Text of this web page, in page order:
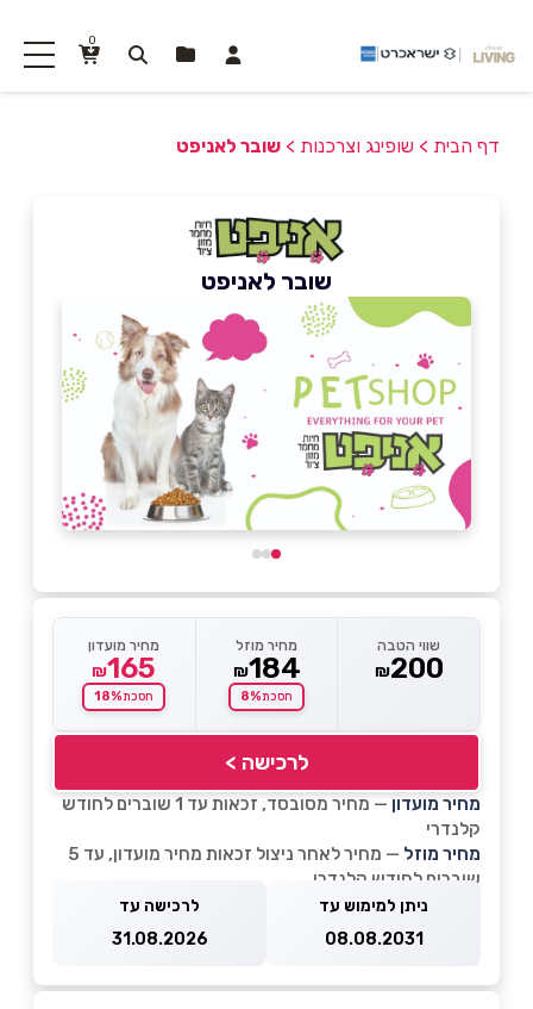
0
דף הבית > שופינג וצרכנות > שובר לאניפט
שובר לאניפט
שווי הטבה
₪200
מחיר מוזל
₪184
חסכת8%
מחיר מועדון
₪165
חסכת18%
לרכישה >
מחיר מועדון
— מחיר מסובסד, זכאות עד 1 שוברים לחודש
קלנדרי
מחיר מוזל
— מחיר לאחר ניצול זכאות מחיר מועדון, עד 5
שוברים לחודש קלנדרי
ניתן למימוש עד
08.08.2031
לרכישה עד
31.08.2026